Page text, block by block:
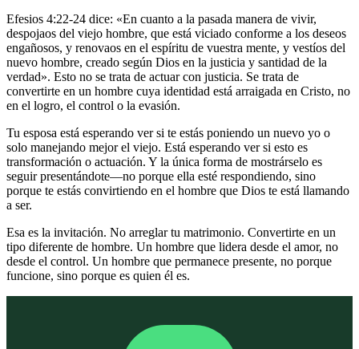
Efesios 4:22-24 dice: «En cuanto a la pasada manera de vivir,
despojaos del viejo hombre, que está viciado conforme a los deseos
engañosos, y renovaos en el espíritu de vuestra mente, y vestíos del
nuevo hombre, creado según Dios en la justicia y santidad de la
verdad». Esto no se trata de actuar con justicia. Se trata de
convertirte en un hombre cuya identidad está arraigada en Cristo, no
en el logro, el control o la evasión.
Tu esposa está esperando ver si te estás poniendo un nuevo yo o
solo manejando mejor el viejo. Está esperando ver si esto es
transformación o actuación. Y la única forma de mostrárselo es
seguir presentándote—no porque ella esté respondiendo, sino
porque te estás convirtiendo en el hombre que Dios te está llamando
a ser.
Esa es la invitación. No arreglar tu matrimonio. Convertirte en un
tipo diferente de hombre. Un hombre que lidera desde el amor, no
desde el control. Un hombre que permanece presente, no porque
funcione, sino porque es quien él es.